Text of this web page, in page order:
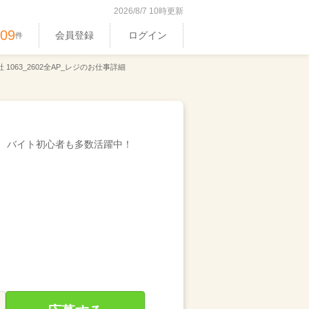
2026/8/7 10時更新
件 会員登録 ログイン
1063_2602全AP_レジのお仕事詳細
バイト初心者も多数活躍中！